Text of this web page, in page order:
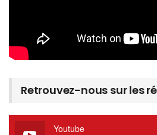
Retrouvez-nous sur les
Youtube